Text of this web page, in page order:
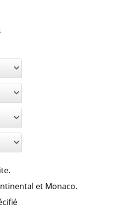
et Monaco.